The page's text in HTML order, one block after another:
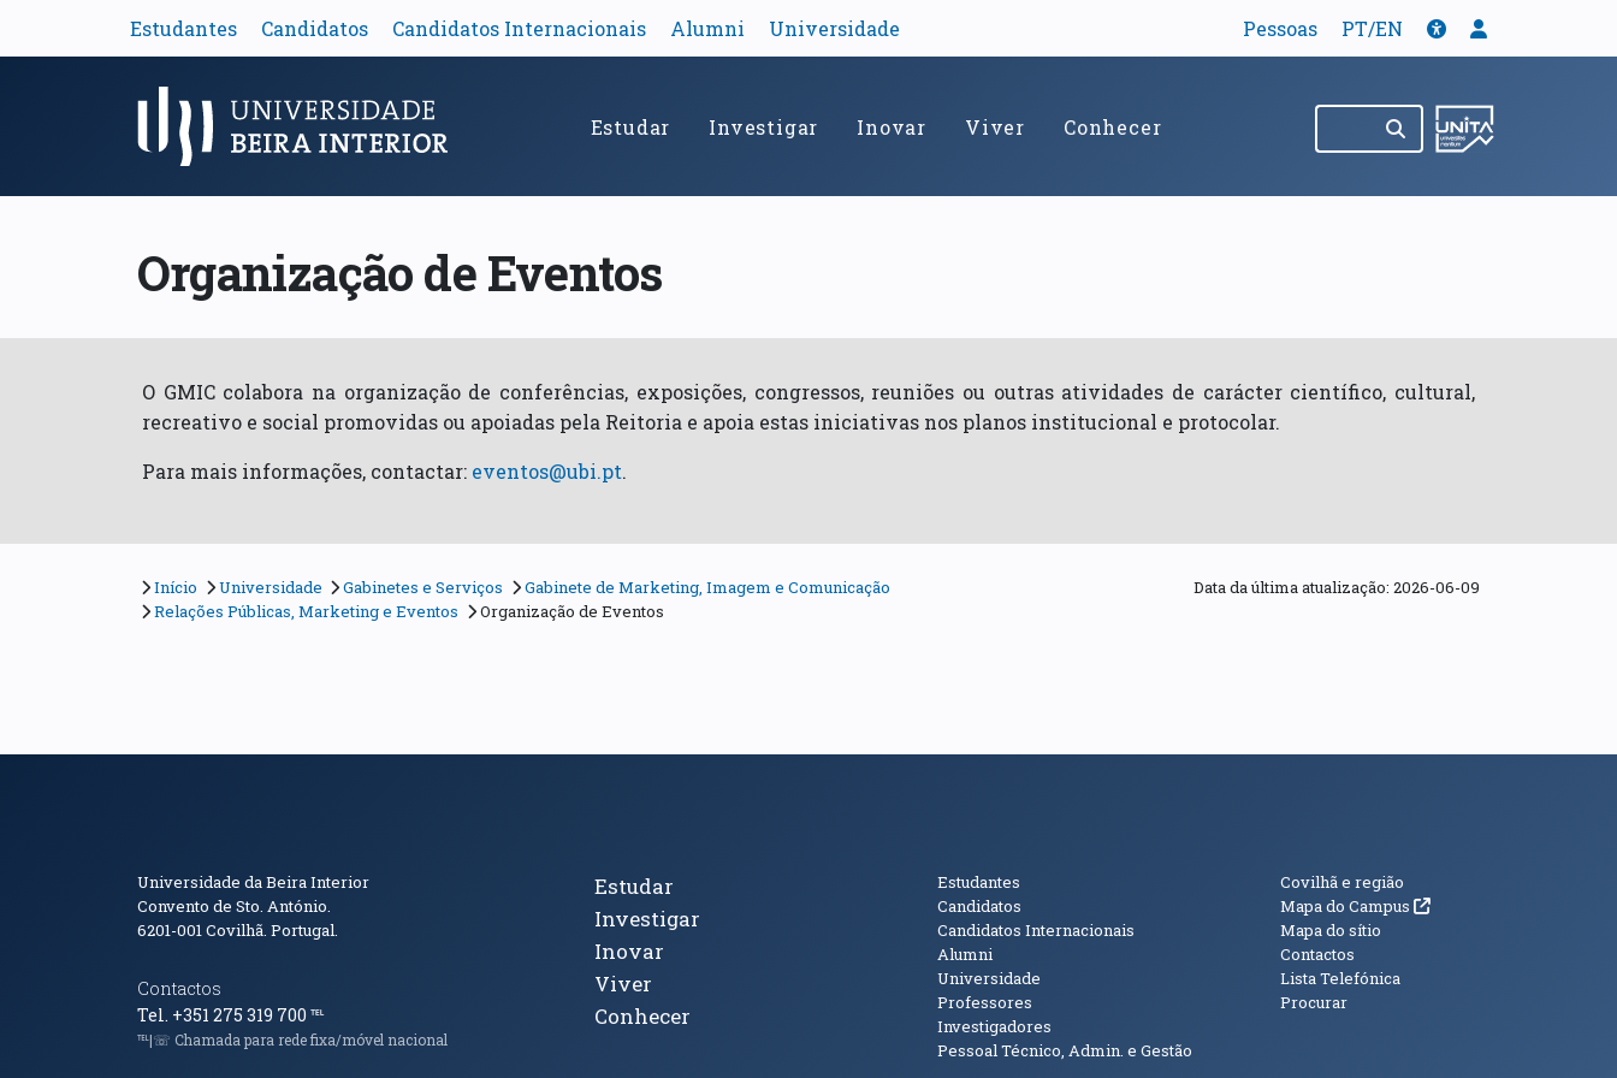
Estudantes Candidatos Candidatos Internacionais Alumni Universidade Pessoas PT/EN Tradução
Acessibilidade
Menu Principal Estudar Investigar Inovar Viver Conhecer Pesquisar no site (abre em
Organização de Eventos
O GMIC colabora na organização de conferências, exposições, congressos, reuniões ou outras atividades de carácter científico, cultural,
recreativo e social promovidas ou apoiadas pela Reitoria e apoia estas iniciativas nos planos institucional e protocolar.
Para mais informações, contactar: eventos@ubi.pt.
Início Universidade Gabinetes e Serviços
Gabinete de Marketing, Imagem e Comunicação
Relações Públicas, Marketing e Eventos
Organização de Eventos
Data da última atualização: 2026-06-09
Informações de Contacto
Universidade da Beira Interior
Convento de Sto. António.
6201-001Covilhã. Portugal.
Contactos
Tel. +351 275 319 700 ℡
℡|☏ Chamada para rede fixa/móvel nacional
Tópicos Principais
Estudar
Investigar
Inovar
Viver
Conhecer
Públicos
Estudantes
Candidatos
Candidatos Internacionais
Alumni
Universidade
Professores
Investigadores
Pessoal Técnico, Admin. e Gestão
Informações
Covilhã e região
Mapa do Campus (abre em nova janela)
Mapa do sítio
Contactos
Lista Telefónica
Procurar